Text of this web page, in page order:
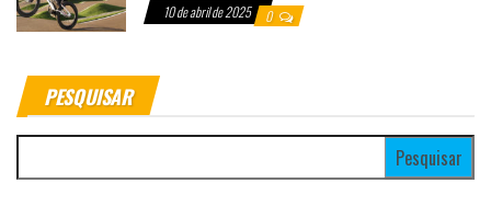
10 de abril de 2025 0
PESQUISAR